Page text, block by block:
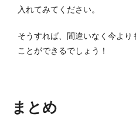
入れてみてください。
そうすれば、間違いなく今よ
ことができるでしょう！
まとめ